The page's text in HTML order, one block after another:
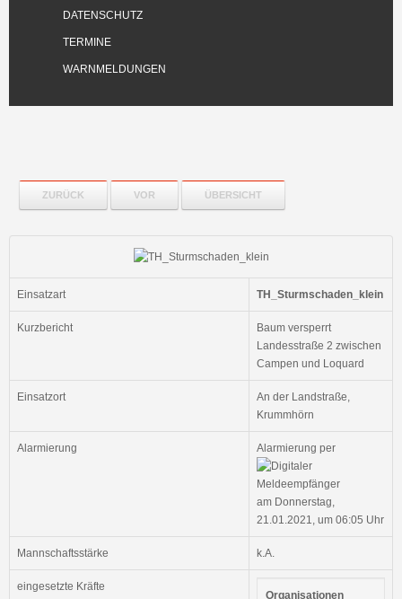
DATENSCHUTZ
TERMINE
WARNMELDUNGEN
ZURÜCK VOR ÜBERSICHT
Einsatzart TH_Sturmschaden_klein
Kurzbericht
Baum versperrt
Landesstraße 2 zwischen
Campen und Loquard
Einsatzort
An der Landstraße,
Krummhörn
Alarmierung Alarmierung per
am Donnerstag,
21.01.2021, um 06:05 Uhr
Mannschaftsstärke k.A.
eingesetzte Kräfte
Organisationen